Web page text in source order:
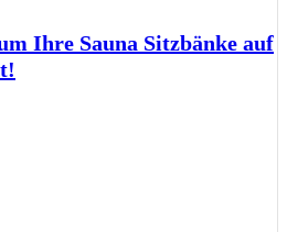
Ihre Sauna Sitzbänke auf